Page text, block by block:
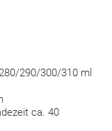
290/300/310 ml
ca. 40